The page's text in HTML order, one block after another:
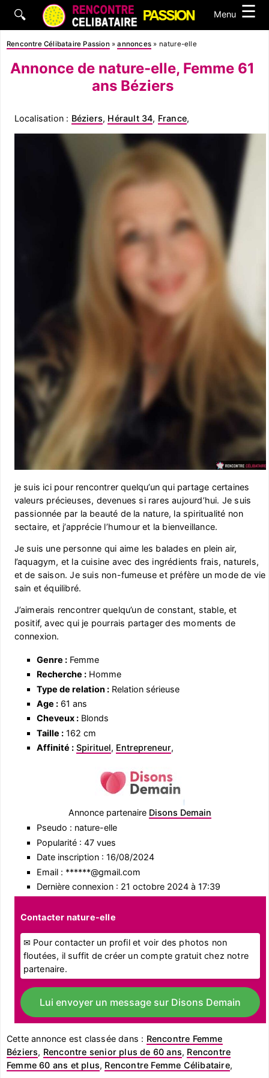
🔍 Menu ☰
Rencontre Célibataire Passion »annonces » nature-elle
Annonce de nature-elle, Femme 61
ans Béziers
Localisation : Béziers, Hérault 34, France,
je suis ici pour rencontrer quelqu’un qui partage certaines
valeurs précieuses, devenues si rares aujourd’hui. Je suis
passionnée par la beauté de la nature, la spiritualité non
sectaire, et j’apprécie l’humour et la bienveillance.
Je suis une personne qui aime les balades en plein air,
l’aquagym, et la cuisine avec des ingrédients frais, naturels,
et de saison. Je suis non-fumeuse et préfère un mode de vie
sain et équilibré.
J’aimerais rencontrer quelqu’un de constant, stable, et
positif, avec qui je pourrais partager des moments de
connexion.
Genre :Femme
Recherche :Homme
Type de relation :Relation sérieuse
Age :61 ans
Cheveux :Blonds
Taille :162 cm
Affinité : Spirituel, Entrepreneur,
Annonce partenaire Disons Demain
Pseudo : nature-elle
Popularité : 47 vues
Date inscription : 16/08/2024
Email : ******@gmail.com
Dernière connexion : 21 octobre 2024 à 17:39
Contacter nature-elle
✉ Pour contacter un profil et voir des photos non
floutées, il suffit de créer un compte gratuit chez notre
partenaire.
Lui envoyer un message sur Disons Demain
Cette annonce est classée dans : Rencontre Femme
Béziers, Rencontre senior plus de 60 ans, Rencontre
Femme 60 ans et plus, Rencontre Femme Célibataire,